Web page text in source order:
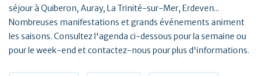
séjour à Quiberon, Auray, La Trinité-sur-Mer, Erdeven...
Nombreuses manifestations et grands événements animent
les saisons. Consultez l'agenda ci-dessous pour la semaine ou
pour le week-end et contactez-nous pour plus d'informations.